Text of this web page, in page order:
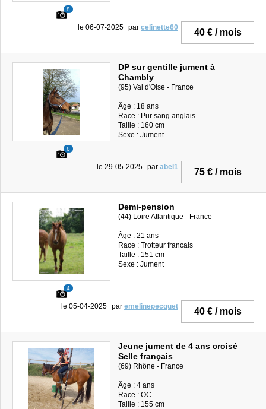
8
40 € / mois
le 06-07-2025 par celinette60
6
DP sur gentille jument à
Chambly
(95) Val d'Oise - France
Âge : 18 ans
Race : Pur sang anglais
Taille : 160 cm
Sexe : Jument
75 € / mois
le 29-05-2025 par abel1
4
Demi-pension
(44) Loire Atlantique - France
Âge : 21 ans
Race : Trotteur francais
Taille : 151 cm
Sexe : Jument
40 € / mois
le 05-04-2025 par emelinepecquet
Jeune jument de 4 ans croisé
Selle français
(69) Rhône - France
Âge : 4 ans
Race : OC
Taille : 155 cm